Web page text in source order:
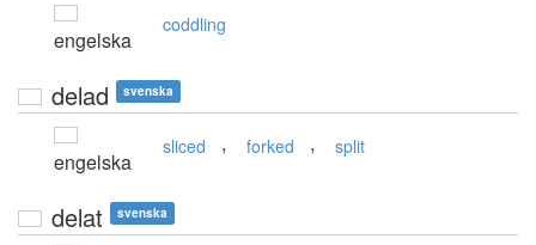
engelska
coddling
delad svenska
engelska
sliced , forked , split
delat svenska